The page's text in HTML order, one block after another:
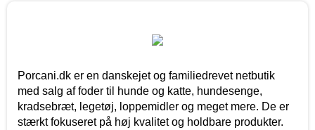
Porcani.dk er en danskejet og familiedrevet netbutik
med salg af foder til hunde og katte, hundesenge,
kradsebræt, legetøj, loppemidler og meget mere. De er
stærkt fokuseret på høj kvalitet og holdbare produkter.